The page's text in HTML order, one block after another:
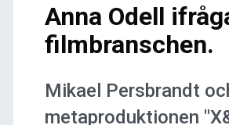
Anna Odell
filmbranschen.
Mikael Persbrandt
metaproduktionen